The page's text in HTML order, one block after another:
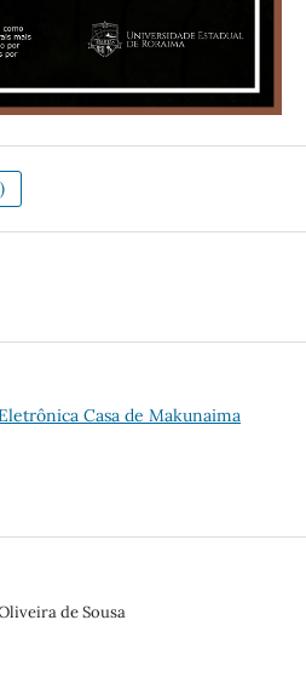
Casa de Makunaima
de Sousa